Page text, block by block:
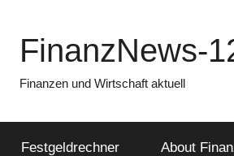
springen
FinanzNews-
Finanzen und Wirtschaft aktuell
Festgeldrechner About